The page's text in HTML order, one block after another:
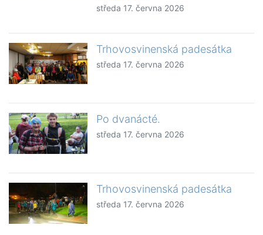
středa 17. června 2026
Trhovosvinenská padesátka
středa 17. června 2026
Po dvanácté.
středa 17. června 2026
Trhovosvinenská padesátka
středa 17. června 2026